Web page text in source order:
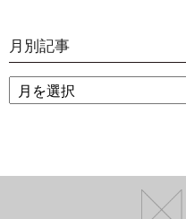
月別記事